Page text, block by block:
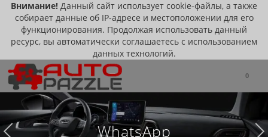
Внимание! Данный сайт использует cookie-файлы, а также
собирает данные об IP-адресе и местоположении для его
функционирования. Продолжая использовать данный
ресурс, вы автоматически соглашаетесь с использованием
данных технологий.
0
WhatsApp